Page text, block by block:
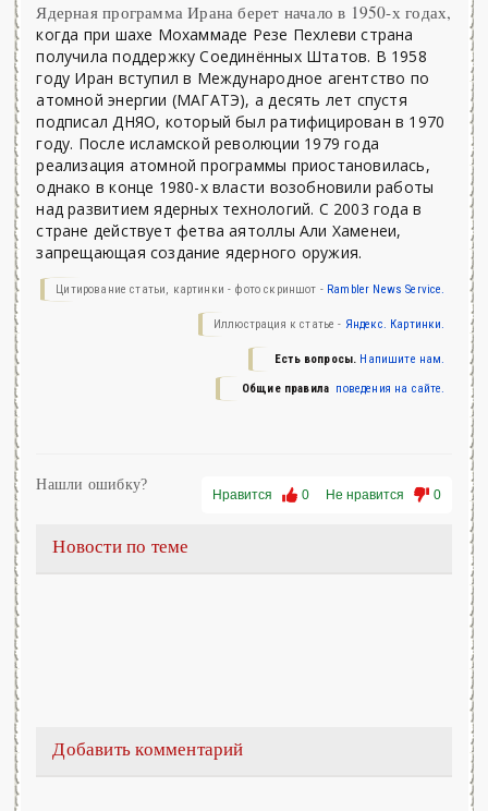
Ядерная программа Ирана берет начало в 1950-х годах,
когда при шахе Мохаммаде Резе Пехлеви страна
получила поддержку Соединённых Штатов. В 1958
году Иран вступил в Международное агентство по
атомной энергии (МАГАТЭ), а десять лет спустя
подписал ДНЯО, который был ратифицирован в 1970
году. После исламской революции 1979 года
реализация атомной программы приостановилась,
однако в конце 1980-х власти возобновили работы
над развитием ядерных технологий. С 2003 года в
стране действует фетва аятоллы Али Хаменеи,
запрещающая создание ядерного оружия.
Цитирование статьи, картинки - фото скриншот - Rambler News Service.
Иллюстрация к статье - Яндекс. Картинки.
Есть вопросы. Напишите нам.
Общие правила поведения на сайте.
Нравится 0 Не нравится 0
Нашли ошибку?
Новости по теме
Добавить комментарий